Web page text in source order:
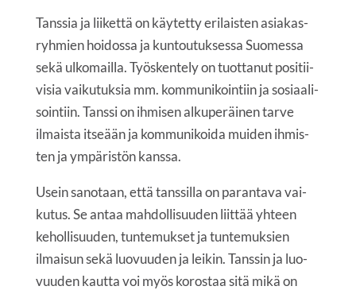
Tans­sia ja lii­ket­tä on käy­tet­ty eri­lais­ten asia­kas­
ryh­mien hoi­dos­sa ja kun­tou­tuk­ses­sa Suo­mes­sa
sekä ulko­mail­la. Työs­ken­te­ly on tuot­ta­nut posi­tii­
vi­sia vai­ku­tuk­sia mm. kom­mu­ni­koin­tiin ja sosi­aa­li­
soin­tiin. Tans­si on ihmi­sen alku­pe­räi­nen tar­ve
ilmais­ta itse­ään ja kom­mu­ni­koi­da mui­den ihmis­
ten ja ympä­ris­tön kanssa.
Usein sano­taan, että tans­sil­la on paran­ta­va vai­
ku­tus. Se antaa mah­dol­li­suu­den liit­tää yhteen
kehol­li­suu­den, tun­te­muk­set ja tun­te­muk­sien
ilmai­sun sekä luo­vuu­den ja lei­kin. Tans­sin ja luo­
vuu­den kaut­ta voi myös koros­taa sitä mikä on